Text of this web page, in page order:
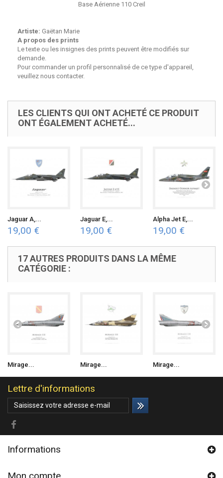
Base Aérienne 110 Creil
Artiste: Gaëtan Marie
A propos des prints
Le texte ou les insignes des prints peuvent être modifiés sur
demande.
Pour commander un profil personnalisé de ce type d'appareil,
veuillez nous contacter.
LES CLIENTS QUI ONT ACHETÉ CE PRODUIT
ONT ÉGALEMENT ACHETÉ...
Jaguar A,...
19,00 €
Jaguar E,...
19,00 €
Alpha Jet E,...
19,00 €
17 AUTRES PRODUITS DANS LA MÊME
CATÉGORIE :
Mirage... Mirage... Mirage...
Lettre d'informations
Informations